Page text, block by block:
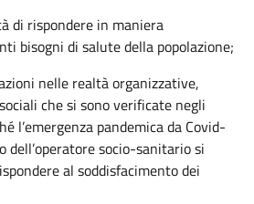
di rispondere in maniera
bisogni di salute della popolazione;
nelle realtà organizzative,
che si sono verificate negli
l’emergenza pandemica da Covid-
dell’operatore socio-sanitario si
al soddisfacimento dei